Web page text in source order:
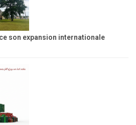
son expansion internationale